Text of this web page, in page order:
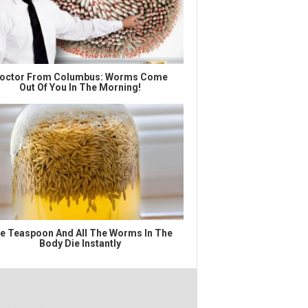
From Columbus: Worms Come
Out Of You In The Morning!
Teaspoon And All The Worms In The
Body Die Instantly